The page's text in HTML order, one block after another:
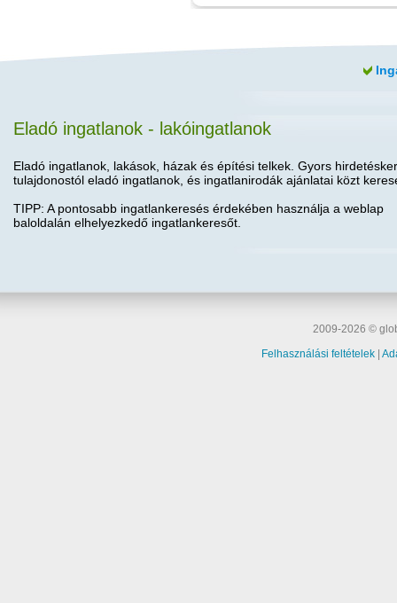
Eladó ingatlanok - lakóingatlanok
Eladó ingatlanok, lakások, házak és építési telkek. Gyors
tulajdonostól eladó ingatlanok, és ingatlanirodák ajánlatai közt
TIPP: A pontosabb ingatlankeresés érdekében használja a weblap
baloldalán elhelyezkedő ingatlankeresőt.
2009-2026 ©
Felhasználási feltételek